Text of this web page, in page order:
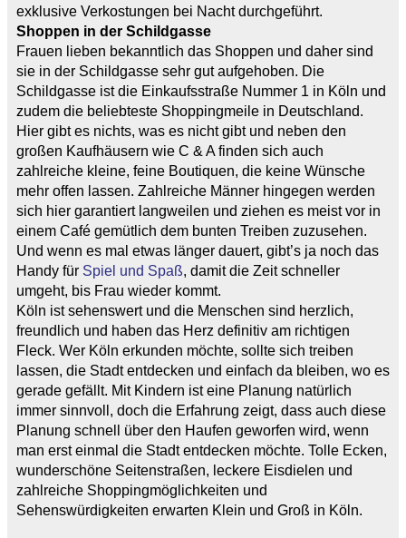
exklusive Verkostungen bei Nacht durchgeführt.
Shoppen in der Schildgasse
Frauen lieben bekanntlich das Shoppen und daher sind
sie in der Schildgasse sehr gut aufgehoben. Die
Schildgasse ist die Einkaufsstraße Nummer 1 in Köln und
zudem die beliebteste Shoppingmeile in Deutschland.
Hier gibt es nichts, was es nicht gibt und neben den
großen Kaufhäusern wie C & A finden sich auch
zahlreiche kleine, feine Boutiquen, die keine Wünsche
mehr offen lassen. Zahlreiche Männer hingegen werden
sich hier garantiert langweilen und ziehen es meist vor in
einem Café gemütlich dem bunten Treiben zuzusehen.
Und wenn es mal etwas länger dauert, gibt’s ja noch das
Handy für Spiel und Spaß, damit die Zeit schneller
umgeht, bis Frau wieder kommt.
Köln ist sehenswert und die Menschen sind herzlich,
freundlich und haben das Herz definitiv am richtigen
Fleck. Wer Köln erkunden möchte, sollte sich treiben
lassen, die Stadt entdecken und einfach da bleiben, wo es
gerade gefällt. Mit Kindern ist eine Planung natürlich
immer sinnvoll, doch die Erfahrung zeigt, dass auch diese
Planung schnell über den Haufen geworfen wird, wenn
man erst einmal die Stadt entdecken möchte. Tolle Ecken,
wunderschöne Seitenstraßen, leckere Eisdielen und
zahlreiche Shoppingmöglichkeiten und
Sehenswürdigkeiten erwarten Klein und Groß in Köln.